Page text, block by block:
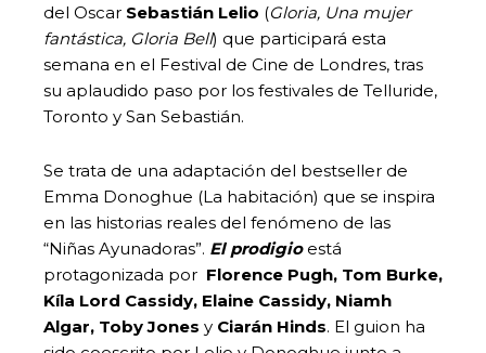
del Oscar Sebastián Lelio (Gloria, Una mujer
fantástica, Gloria Bell) que participará esta
semana en el Festival de Cine de Londres, tras
su aplaudido paso por los festivales de Telluride,
Toronto y San Sebastián.
Se trata de una adaptación del bestseller de
Emma Donoghue (La habitación) que se inspira
en las historias reales del fenómeno de las
“Niñas Ayunadoras”. El prodigioestá
protagonizada por Florence Pugh, Tom Burke,
Kíla Lord Cassidy, Elaine Cassidy, Niamh
Algar, Toby Jones y Ciarán Hinds. El guion ha